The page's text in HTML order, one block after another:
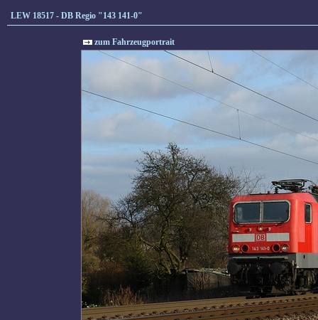
LEW 18517 - DB Regio "143 141-0"
zum Fahrzeugportrait